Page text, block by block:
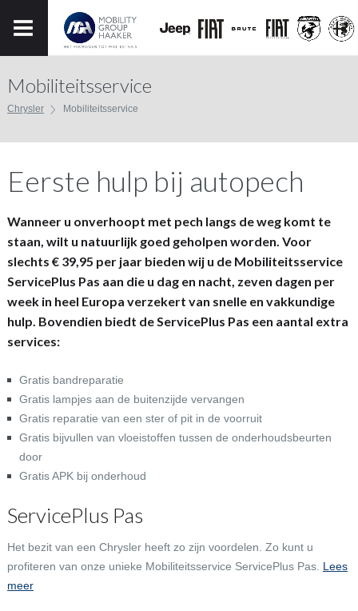
Mobiliteitsservice
Chrysler Mobiliteitsservice
Eerste hulp bij autopech
Wanneer u onverhoopt met pech langs de weg komt te
staan, wilt u natuurlijk goed geholpen worden. Voor
slechts € 39,95 per jaar bieden wij u de Mobiliteitsservice
ServicePlus Pas aan die u dag en nacht, zeven dagen per
week in heel Europa verzekert van snelle en vakkundige
hulp. Bovendien biedt de ServicePlus Pas een aantal extra
services:
Gratis bandreparatie
Gratis lampjes aan de buitenzijde vervangen
Gratis reparatie van een ster of pit in de voorruit
Gratis bijvullen van vloeistoffen tussen de onderhoudsbeurten
door
Gratis APK bij onderhoud
ServicePlus Pas
Het bezit van een Chrysler heeft zo zijn voordelen. Zo kunt u
profiteren van onze unieke Mobiliteitsservice ServicePlus Pas. Lees
meer